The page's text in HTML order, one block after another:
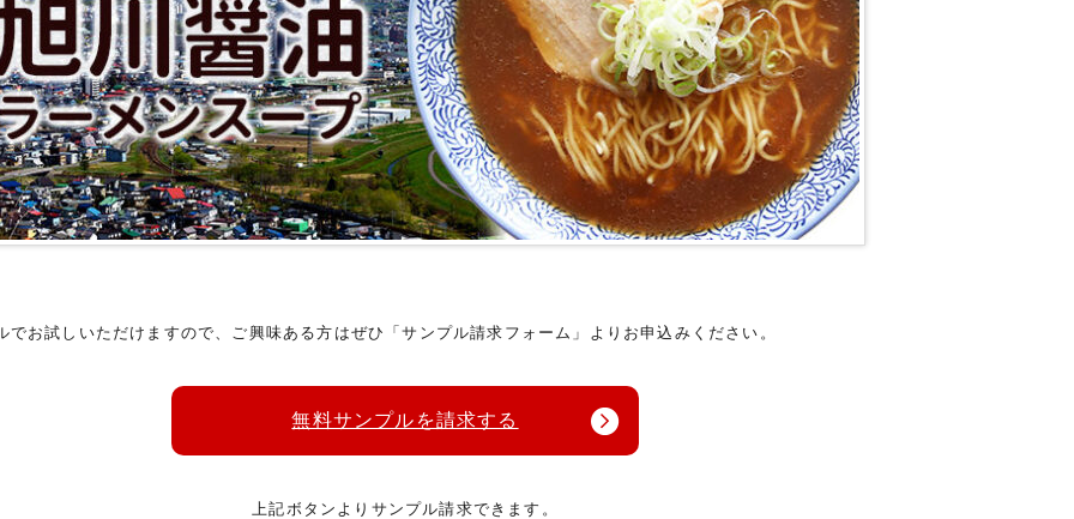
でお試しいただけますので、ご興味ある方はぜひ「サンプル請求フォーム」よりお申込みください。
無料サンプルを請求する
上記ボタンよりサンプル請求できます。